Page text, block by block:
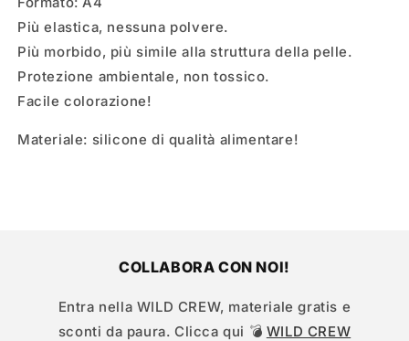
Più elastica, nessuna polvere.
Più morbido, più simile alla struttura della pelle.
Protezione ambientale, non tossico.
Facile colorazione!
Materiale: silicone di qualità alimentare!
COLLABORA CON NOI!
Entra nella WILD CREW, materiale gratis e
sconti da paura. Clicca qui 💣 WILD CREW